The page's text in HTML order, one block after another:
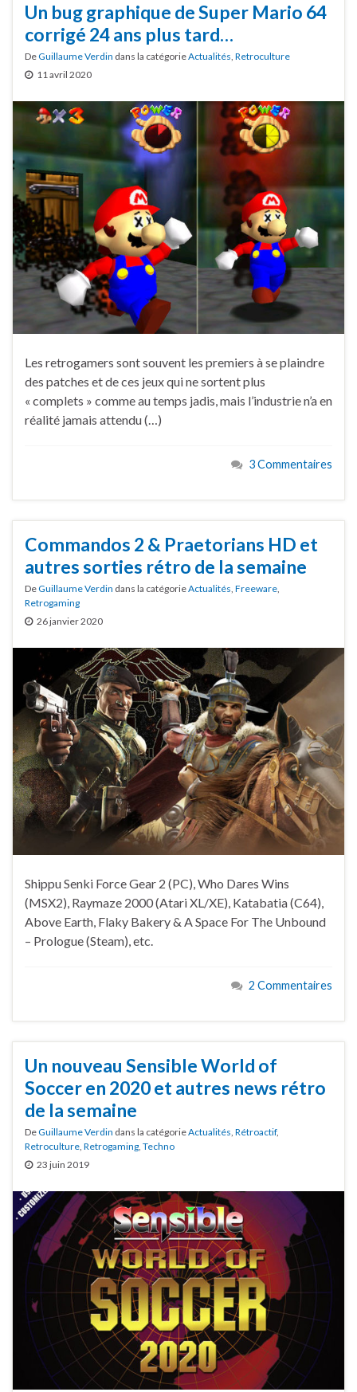
Un bug graphique de Super Mario 64
corrigé 24 ans plus tard…
DeGuillaume Verdin dans la catégorieActualités, Retroculture
11 avril 2020
Les retrogamers sont souvent les premiers à se plaindre
des patches et de ces jeux qui ne sortent plus
« complets » comme au temps jadis, mais l’industrie n’a en
réalité jamais attendu (…)
3 Commentaires
Commandos 2 & Praetorians HD et
autres sorties rétro de la semaine
DeGuillaume Verdin dans la catégorieActualités, Freeware,
Retrogaming
26 janvier 2020
Shippu Senki Force Gear 2 (PC), Who Dares Wins
(MSX2), Raymaze 2000 (Atari XL/XE), Katabatia (C64),
Above Earth, Flaky Bakery & A Space For The Unbound
– Prologue (Steam), etc.
2 Commentaires
Un nouveau Sensible World of
Soccer en 2020 et autres news rétro
de la semaine
DeGuillaume Verdin dans la catégorieActualités, Rétroactif,
Retroculture, Retrogaming, Techno
23 juin 2019